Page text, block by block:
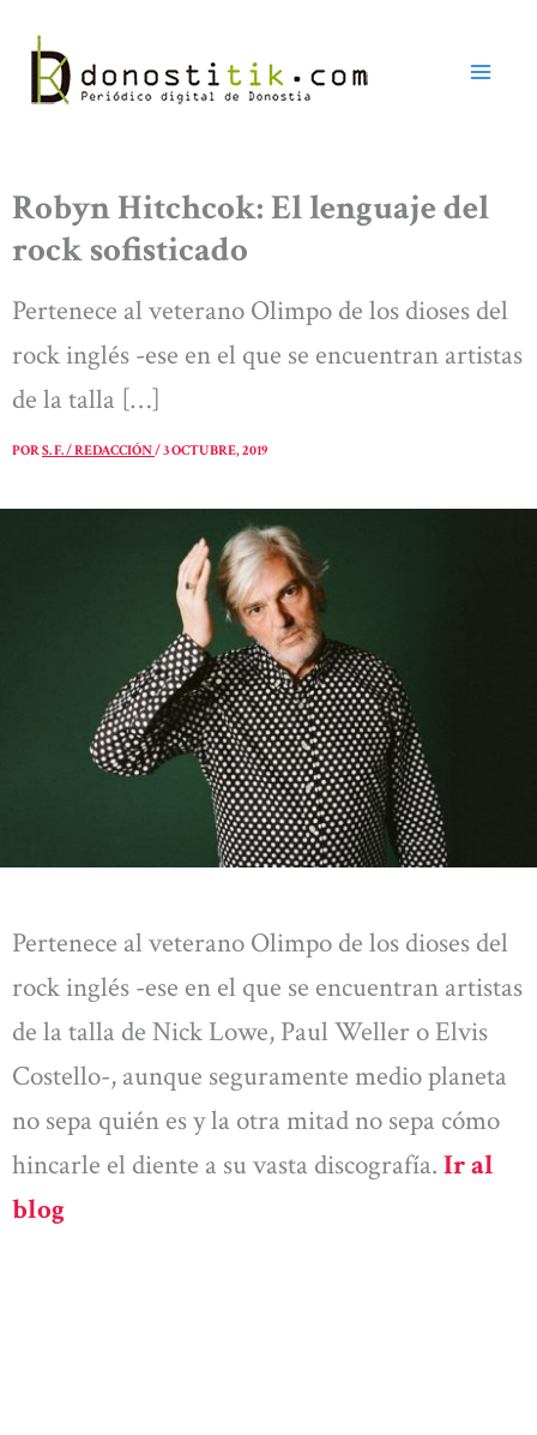
contenido
Robyn Hitchcok: El lenguaje del
rock sofisticado
Pertenece al veterano Olimpo de los dioses del
rock inglés -ese en el que se encuentran artistas
de la talla […]
PORS. F. / REDACCIÓN/3 OCTUBRE, 2019
Pertenece al veterano Olimpo de los dioses del
rock inglés -ese en el que se encuentran artistas
de la talla de Nick Lowe, Paul Weller o Elvis
Costello-, aunque seguramente medio planeta
no sepa quién es y la otra mitad no sepa cómo
hincarle el diente a su vasta discografía. Ir al
blog